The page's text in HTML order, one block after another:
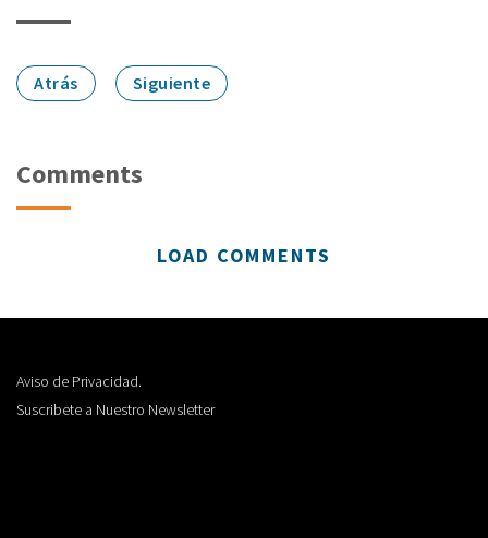
Atrás Siguiente
Comments
LOAD COMMENTS
Aviso de Privacidad.
Suscribete a Nuestro Newsletter